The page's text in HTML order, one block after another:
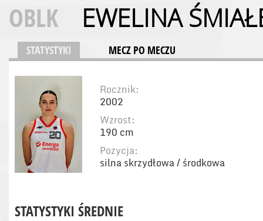
OBLK EWELINA
STATYSTYKI MECZ PO MECZU
Rocznik:
2002
Wzrost:
190 cm
Pozycja:
silna skrzydłowa / środkowa
STATYSTYKI ŚREDNIE